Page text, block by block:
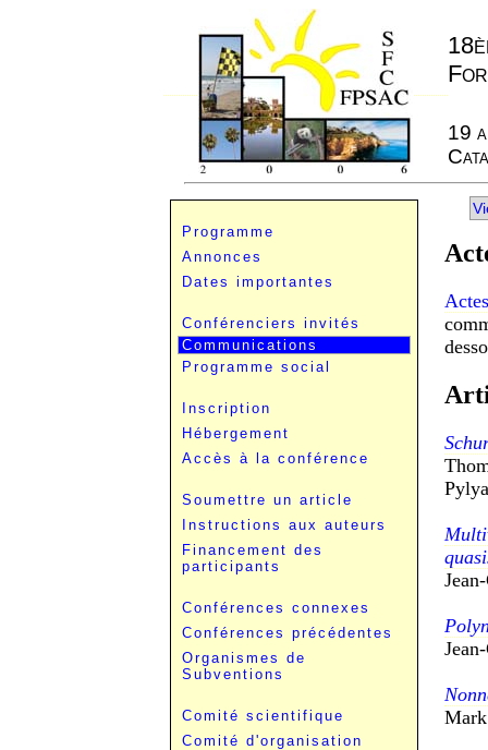
19
Programme
Annonces
Dates importantes
Conférenciers invités
Communications
Programme social
Inscription
Hébergement
Accès à la conférence
Soumettre un article
Instructions aux auteurs
Financement des
participants
Conférences connexes
Conférences précédentes
Organismes de
Subventions
Comité scientifique
Comité d'organisation
Actes